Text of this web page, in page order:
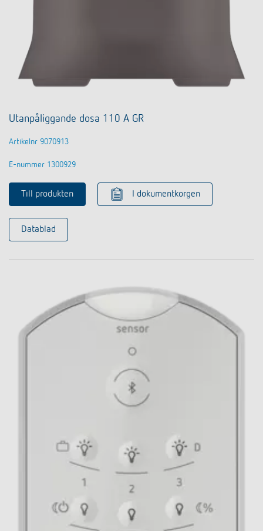
Utanpåliggande dosa 110 A GR
Artikelnr 9070913
E-nummer 1300929
Till produkten I dokumentkorgen
Datablad